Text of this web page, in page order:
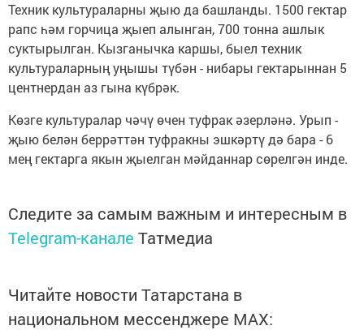
Техник культураларны җыю да башланды. 1500 гектар
рапс һәм горчица җыеп алынган, 700 тонна ашлык
суктырылган. Кызганычка каршы, быел техник
культураларның уңышы түбән - нибары гектарыннан 5
центнердан аз гына күбрәк.
Көзге культуралар чәчү өчен туфрак әзерләнә. Урып -
җыю белән беррәттән туфракны эшкәртү дә бара - 6
мең гектарга якын җыелган мәйданнар сөрелгән инде.
Следите за самым важным и интересным в
Telegram-канале Татмедиа
Читайте новости Татарстана в
национальном мессенджере MАХ: